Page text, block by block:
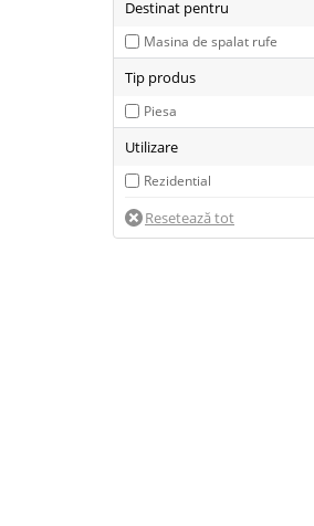
LG
Vedette
Destinat pentru
Masina de spalat rufe
Tip produs
Piesa
Utilizare
Rezidential